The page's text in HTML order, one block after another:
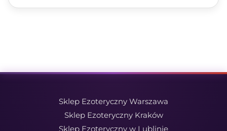
Sklep Ezoteryczny Warszawa
Sklep Ezoteryczny Kraków
Sklep Ezoteryczny w Lublinie